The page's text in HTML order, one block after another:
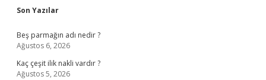
Sidebar
Son Yazılar
Beş parmağın adı nedir ?
Ağustos 6, 2026
Kaç çeşit ilik nakli vardır ?
Ağustos 5, 2026